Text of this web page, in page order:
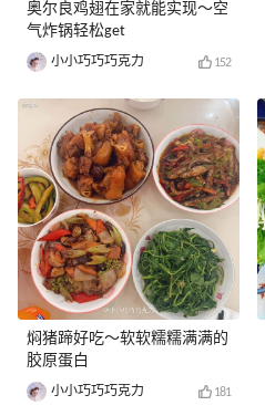
奥尔良鸡翅在家就能实现～空
气炸锅轻松get
小小巧巧巧克力 152
焖猪蹄好吃～软软糯糯满满的
胶原蛋白
小小巧巧巧克力 181